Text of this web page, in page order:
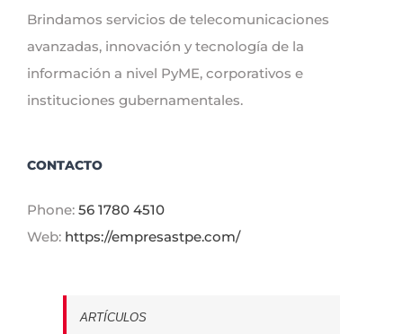
Brindamos servicios de telecomunicaciones
avanzadas, innovación y tecnología de la
información a nivel PyME, corporativos e
instituciones gubernamentales.
CONTACTO
Phone: 56 1780 4510
Web: https://empresastpe.com/
ARTÍCULOS